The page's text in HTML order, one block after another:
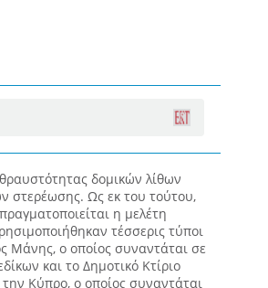
δομικών λίθων
στερέωσης. Ως εκ του τούτου,
η μελέτη
τέσσερις τύποι
Μάνης, ο οποίος συναντάται σε
και το Δημοτικό Κτίριο
Κύπρο, ο οποίος συναντάται